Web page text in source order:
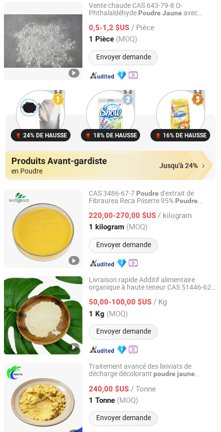
Vente chaude CAS 643-79-8 O-
Phthalaldéhyde Poudre Jaune avec
0,5-1,2 $US / Pièce
1 Pièce (MOQ)
Envoyer demande
Shandong Kaiyue Chemical Co., Ltd.
Shandong, China Depuis 2025
24% DE HAUSSE 18% DE HAUSSE 16% DE HAUSSE
Produits Avant-gardiste
en Poudre
Jusqu'à 24%
CAS 3486-67-7 Poudre d'extrait de
Fibraurea Reca Piiserre 95% Poudre
Palmatine 10-20g
220,00-270,00 $US / kilogram
1 kilogram (MOQ)
Envoyer demande
Wellnature Biotech Co., Ltd
Shaanxi, China Depuis 2024
Livraison rapide Additif alimentaire
organique à haute teneur CAS 51446-62-
phosphatidylsérine
50,00-100,00 $US / Kg
1 Kg (MOQ)
Envoyer demande
Suzhou Manson Tech Inc.
Jiangsu, China Depuis 2024
Traitement avancé des lixiviats de
décharge décolorant poudre jaune
240,00 $US / Tonne
1 Tonne (MOQ)
Envoyer demande
Foshan Hantu Environmental Protection Technology Co.,
Ltd.
Guangdong, China